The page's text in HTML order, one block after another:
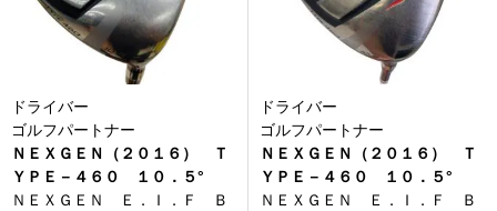
ドライバー
ゴルフパートナー
ＮＥＸＧＥＮ（２０１６） Ｔ
ＹＰＥ－４６０ １０．５°
ＮＥＸＧＥＮ Ｅ．Ｉ．Ｆ Ｂ
ドライバー
ゴルフパートナー
ＮＥＸＧＥＮ（２０１６） Ｔ
ＹＰＥ－４６０ １０．５°
ＮＥＸＧＥＮ Ｅ．Ｉ．Ｆ Ｂ